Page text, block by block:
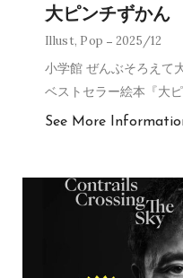
大ピンチずかん
Illust, Pop 2025/12
小学館 ぜんぶそろえ
ベストセラー絵本『大
See More